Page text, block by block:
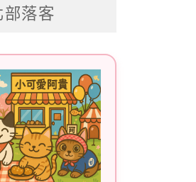
部落客